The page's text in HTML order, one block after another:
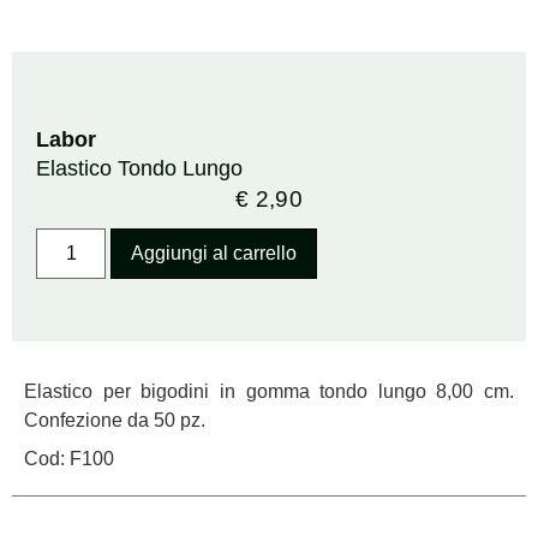
Labor
Elastico Tondo Lungo
€ 2,90
Aggiungi al carrello
Elastico per bigodini in gomma tondo lungo 8,00 cm.
Confezione da 50 pz.
Cod: F100